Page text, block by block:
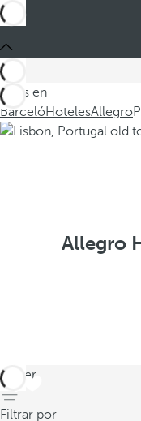
Estás en
BarcelóHotelesAllegro
Allegro
volver
Filtrar por